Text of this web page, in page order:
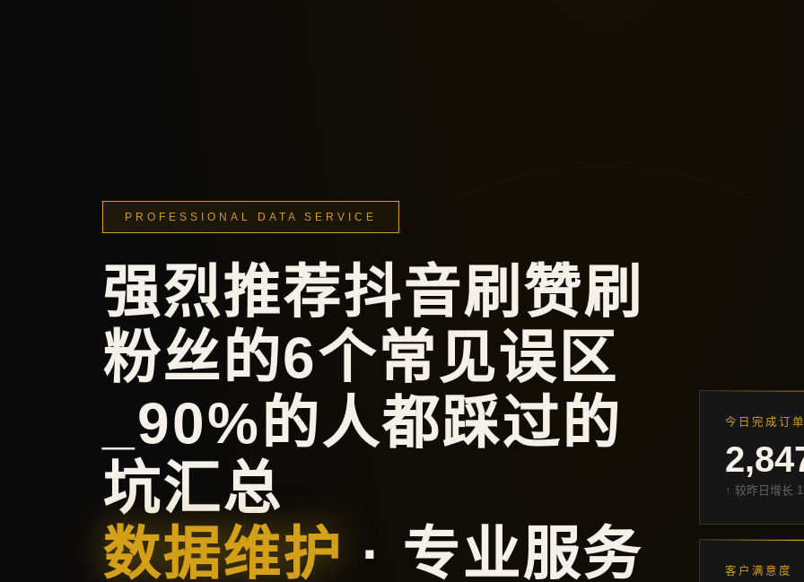
PROFESSIONAL DATA SERVICE
强烈推荐抖音刷赞刷
粉丝的6个常见误区
_90%的人都踩过的
坑汇总
数据维护 · 专业服务
今日完成订
↑ 较昨日增长
客户满意度